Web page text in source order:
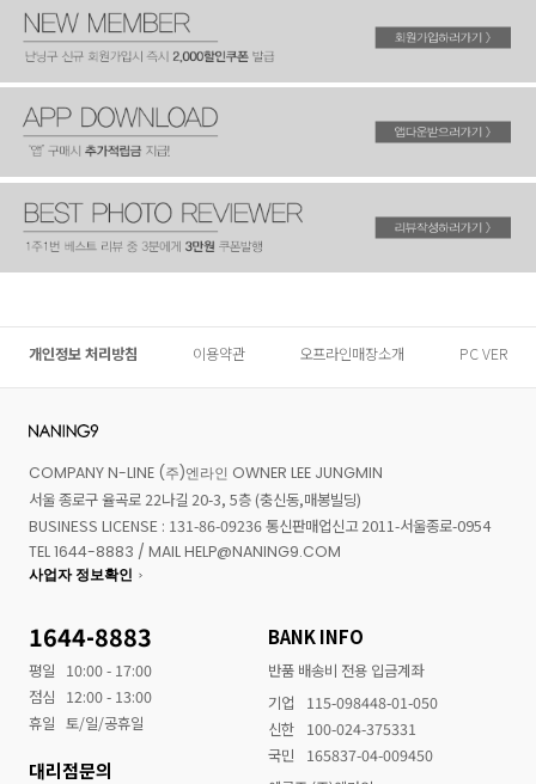
개인정보 처리방침 이용약관 오프라인매장소개 PC VER
COMPANY N-LINE (주)엔라인 OWNER LEE JUNGMIN
서울 종로구 율곡로 22나길 20-3, 5층 (충신동,매봉빌딩)
BUSINESS LICENSE : 131-86-09236 통신판매업신고 2011-서울종로-0954
TEL 1644-8883 / MAIL HELP@NANING9.COM
사업자 정보확인
1644-8883
평일
10:00 - 17:00
점심
12:00 - 13:00
휴일 토/일/공휴일
대리점문의
BANK INFO
반품 배송비 전용 입금계좌
기업
115-098448-01-050
신한
100-024-375331
국민
165837-04-009450